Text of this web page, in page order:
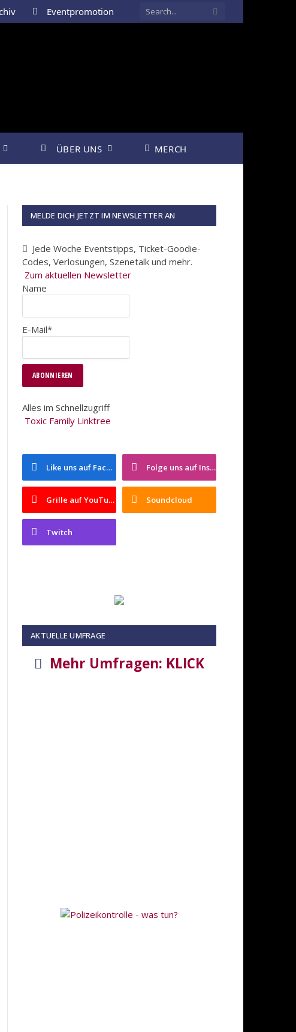
Eventpromotion
ÜBER UNS MERCH
MELDE DICH JETZT IM NEWSLETTER AN
Jede Woche Eventstipps, Ticket-Goodie-
Codes, Verlosungen, Szenetalk und mehr.
Zum aktuellen Newsletter
Name
E-Mail*
Alles im Schnellzugriff
Toxic Family Linktree
Like uns auf Facebook Folge uns auf Instagram
Grille auf YouTube Soundcloud
Twitch
AKTUELLE UMFRAGE
Mehr Umfragen: KLICK